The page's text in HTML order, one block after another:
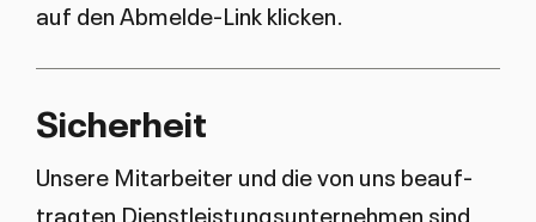
auf den Ab­mel­de-Link kli­cken.
Si­cher­heit
Un­se­re Mit­ar­bei­ter und die von uns be­auf­
trag­ten Dienst­leis­tungs­un­ter­neh­men sind